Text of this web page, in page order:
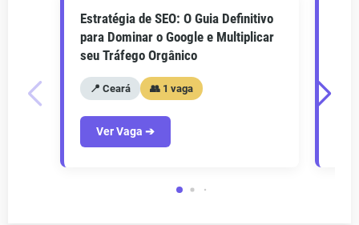
Estratégia de SEO: O Guia Definitivo
para Dominar o Google e Multiplicar
seu Tráfego Orgânico
📍 Ceará 👥 1 vaga
Ver Vaga ➔